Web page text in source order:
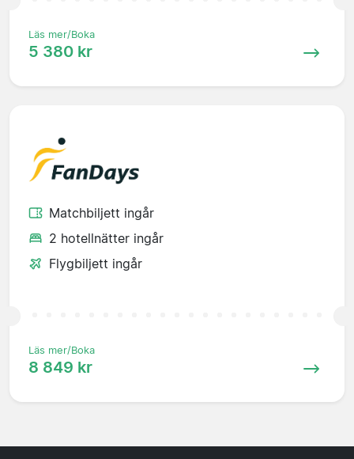
Läs mer/Boka
5 380 kr
Matchbiljett ingår
2 hotellnätter ingår
Flygbiljett ingår
Läs mer/Boka
8 849 kr